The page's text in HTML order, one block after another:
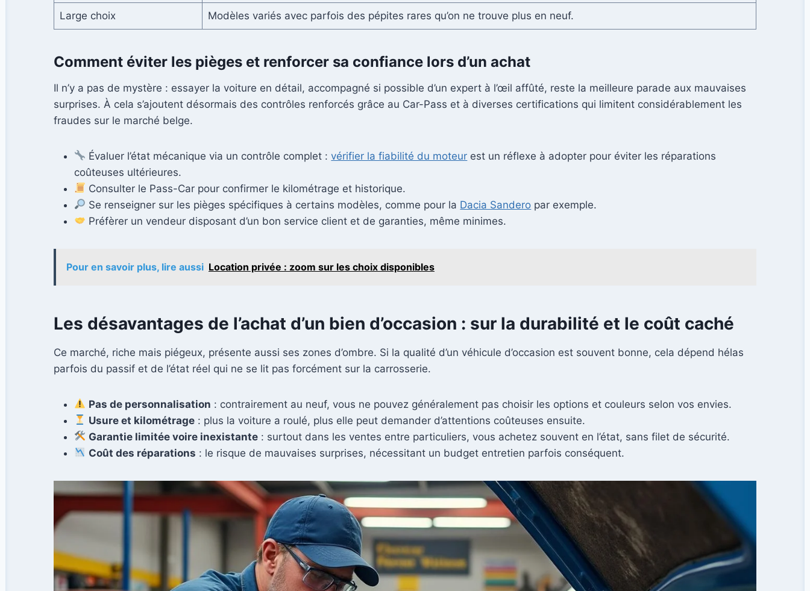
Large choix Modèles variés avec parfois des pépites rares qu’on ne trouve plus en neuf.
Comment éviter les pièges et renforcer sa confiance lors d’un achat
Il n’y a pas de mystère : essayer la voiture en détail, accompagné si possible d’un expert à l’œil affûté, reste la meilleure parade aux mauvaises
surprises. À cela s’ajoutent désormais des contrôles renforcés grâce au Car-Pass et à diverses certifications qui limitent considérablement les
fraudes sur le marché belge.
Évaluer l’état mécanique via un contrôle complet :vérifier la fiabilité du moteur est un réflexe à adopter pour éviter les réparations
coûteuses ultérieures.
Consulter le Pass-Car pour confirmer le kilométrage et historique.
Se renseigner sur les pièges spécifiques à certains modèles, comme pour la Dacia Sandero par exemple.
Préfèrer un vendeur disposant d’un bon service client et de garanties, même minimes.
Pour en savoir plus, lire aussi Location privée : zoom sur les choix disponibles
Les désavantages de l’achat d’un bien d’occasion : sur la durabilité et le coût caché
Ce marché, riche mais piégeux, présente aussi ses zones d’ombre. Si la qualité d’un véhicule d’occasion est souvent bonne, cela dépend hélas
parfois du passif et de l’état réel qui ne se lit pas forcément sur la carrosserie.
Pas de personnalisation : contrairement au neuf, vous ne pouvez généralement pas choisir les options et couleurs selon vos envies.
Usure et kilométrage : plus la voiture a roulé, plus elle peut demander d’attentions coûteuses ensuite.
Garantie limitée voire inexistante : surtout dans les ventes entre particuliers, vous achetez souvent en l’état, sans filet de sécurité.
Coût des réparations : le risque de mauvaises surprises, nécessitant un budget entretien parfois conséquent.